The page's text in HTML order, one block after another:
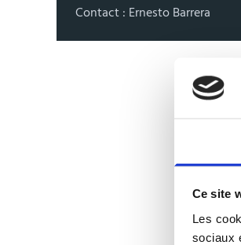
Ce site
Les
sociaux
Contact : Ernesto Barrera